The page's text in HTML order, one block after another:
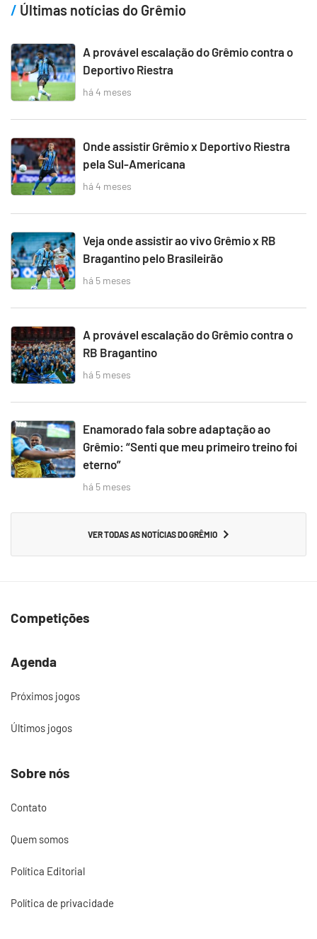
Últimas notícias do Grêmio
A provável escalação do Grêmio contra o
Deportivo Riestra
há 4 meses
Onde assistir Grêmio x Deportivo Riestra
pela Sul-Americana
há 4 meses
Veja onde assistir ao vivo Grêmio x RB
Bragantino pelo Brasileirão
há 5 meses
A provável escalação do Grêmio contra o
RB Bragantino
há 5 meses
Enamorado fala sobre adaptação ao
Grêmio: “Senti que meu primeiro treino foi
eterno”
há 5 meses
VER TODAS AS NOTÍCIAS DO GRÊMIO
Competições
Agenda
Próximos jogos
Últimos jogos
Sobre nós
Contato
Quem somos
Política Editorial
Política de privacidade